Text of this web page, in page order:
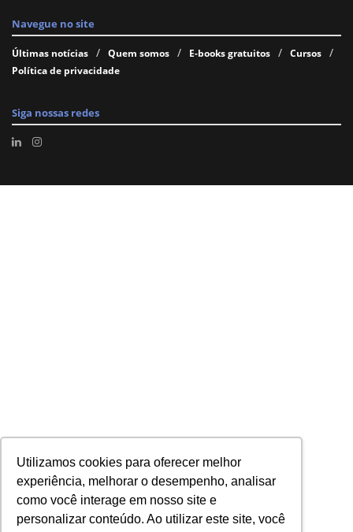
Utilizamos cookies para oferecer melhor
experiência, melhorar o desempenho, analisar
como você interage em nosso site e
personalizar conteúdo. Ao utilizar este site, você
Navegue no site
Últimas notícias Quem somos E-books gratuitos
Cursos
Política de privacidade
Siga nossas redes